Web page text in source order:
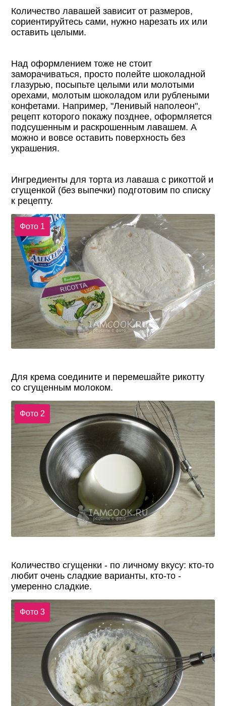
Количество лавашей зависит от размеров,
сориентируйтесь сами, нужно нарезать их или
оставить целыми.
Над оформлением тоже не стоит
заморачиваться, просто полейте шоколадной
глазурью, посыпьте целыми или молотыми
орехами, молотым шоколадом или рублеными
конфетами. Например, "Ленивый наполеон",
рецепт которого покажу позднее, оформляется
подсушенным и раскрошенным лавашем. А
можно и вовсе оставить поверхность без
украшения.
Ингредиенты для торта из лаваша с рикоттой и
сгущенкой (без выпечки) подготовим по списку
к рецепту.
Фото 1
Для крема соедините и перемешайте рикотту
со сгущенным молоком.
Фото 2
Количество сгущенки - по личному вкусу: кто-то
любит очень сладкие варианты, кто-то -
умеренно сладкие.
Фото 3